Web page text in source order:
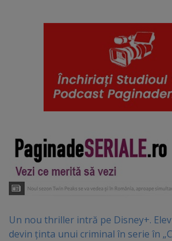
Un nou thriller intră pe Disney+.
devin ținta unui criminal în serie în